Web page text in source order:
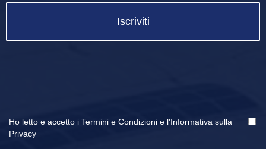
Iscriviti
Ho letto e accetto i Termini e Condizioni e l'Informativa sulla
Privacy